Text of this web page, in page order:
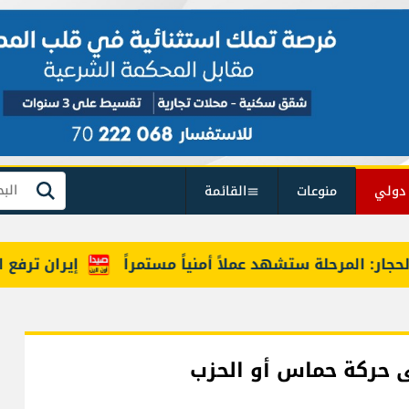
منوعات القائمة بحث
إيران ترفع المرحلة ستشهد عملاً أمنياً مستمراً
حركة حماس أو الحزب